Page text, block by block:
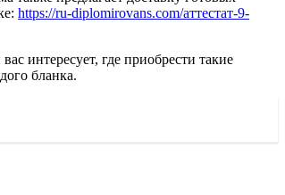
https://ru-diplomirovans.com/аттестат-9-
интересует, где приобрести такие
бланка.